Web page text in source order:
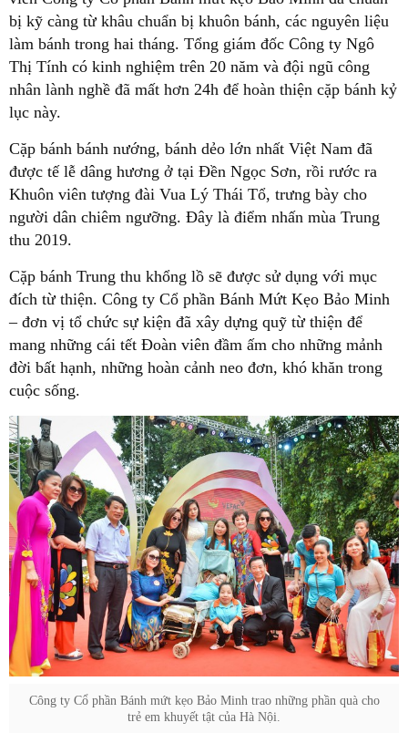
bị kỹ càng từ khâu chuẩn bị khuôn bánh, các nguyên liệu
làm bánh trong hai tháng. Tổng giám đốc Công ty Ngô
Thị Tính có kinh nghiệm trên 20 năm và đội ngũ công
nhân lành nghề đã mất hơn 24h để hoàn thiện cặp bánh kỷ
lục này.
Cặp bánh bánh nướng, bánh dẻo lớn nhất Việt Nam đã
được tế lễ dâng hương ở tại Đền Ngọc Sơn, rồi rước ra
Khuôn viên tượng đài Vua Lý Thái Tổ, trưng bày cho
người dân chiêm ngưỡng. Đây là điểm nhấn mùa Trung
thu 2019.
Cặp bánh Trung thu khổng lồ sẽ được sử dụng với mục
đích từ thiện. Công ty Cổ phần Bánh Mứt Kẹo Bảo Minh
– đơn vị tổ chức sự kiện đã xây dựng quỹ từ thiện để
mang những cái tết Đoàn viên đầm ấm cho những mảnh
đời bất hạnh, những hoàn cảnh neo đơn, khó khăn trong
cuộc sống.
Công ty Cổ phần Bánh mứt kẹo Bảo Minh trao những phần quà cho
trẻ em khuyết tật của Hà Nội.